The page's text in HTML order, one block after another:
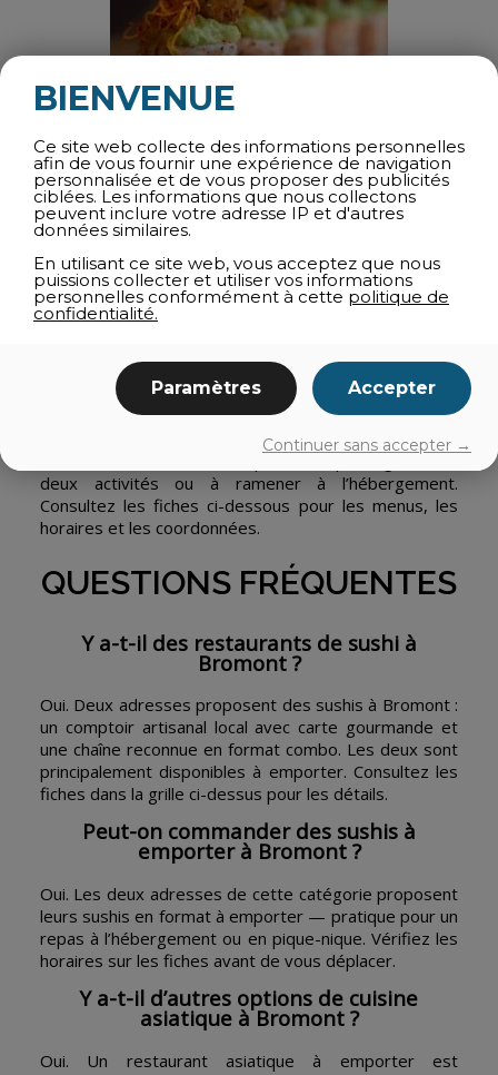
SUSHI SHOP
suhis combo à emporter asiatique
Deux adresses proposent des sushis à Bromont, pour
deux expériences différentes. La première est un
rouleaux, combos et plats asiatiques préparés sur
place, disponibles à emporter. La seconde est une
chaîne nationale reconnue, pratique pour une
commande rapide en combo, également à emporter.
Les deux conviennent bien pour un repas léger entre
deux activités ou à ramener à l’hébergement.
Consultez les fiches ci-dessous pour les menus, les
horaires et les coordonnées.
QUESTIONS FRÉQUENTES
Y a-t-il des restaurants de sushi à
Bromont ?
Oui. Deux adresses proposent des sushis à Bromont :
un comptoir artisanal local avec carte gourmande et
une chaîne reconnue en format combo. Les deux sont
principalement disponibles à emporter. Consultez les
fiches dans la grille ci-dessus pour les détails.
Peut-on commander des sushis à
emporter à Bromont ?
Oui. Les deux adresses de cette catégorie proposent
leurs sushis en format à emporter — pratique pour un
repas à l’hébergement ou en pique-nique. Vérifiez les
horaires sur les fiches avant de vous déplacer.
Y a-t-il d’autres options de cuisine
asiatique à Bromont ?
Oui. Un restaurant asiatique à emporter est
BIENVENUE
Ce site web collecte des informations personnelles
afin de vous fournir une expérience de navigation
personnalisée et de vous proposer des publicités
ciblées. Les informations que nous collectons
peuvent inclure votre adresse IP et d'autres
données similaires.
En utilisant ce site web, vous acceptez que nous
puissions collecter et utiliser vos informations
personnelles conformément à cette politique de
confidentialité.
Paramètres Accepter
Continuer sans accepter →